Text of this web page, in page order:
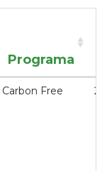
Programa
Carbon Free